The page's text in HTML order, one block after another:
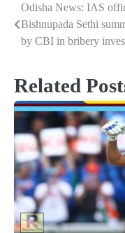
Post
navigation
Odisha News: IAS
Bishnupada Sethi
by CBI in bribery
Related